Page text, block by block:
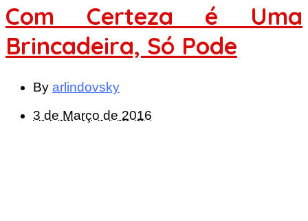
Com Certeza é Uma
Brincadeira, Só Pode
By arlindovsky
3 de Março de 2016